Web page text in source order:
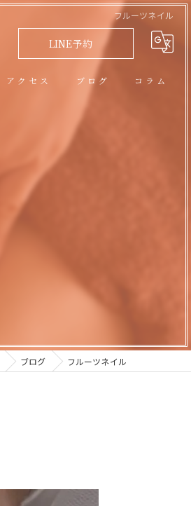
フルーツネイル
LINE予約
アクセス ブログ コラム
ブログ フルーツネイル